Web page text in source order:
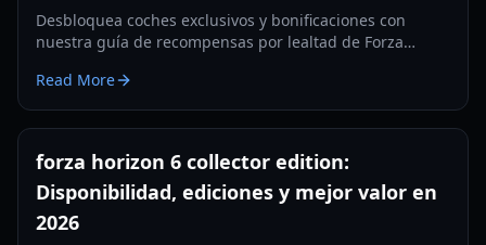
Desbloquea coches exclusivos y bonificaciones con
nuestra guía de recompensas por lealtad de Forza
de títulos anteriores de Forza.
Read More
forza horizon 6 collector edition:
Disponibilidad, ediciones y mejor valor en
2026